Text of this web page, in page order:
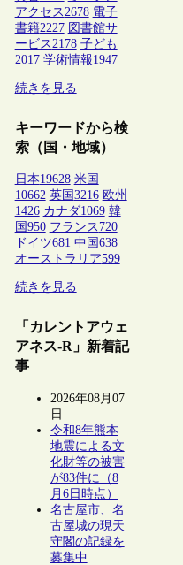
アクセス 2678 電子
書籍2227 図書館サ
ービス 2178 子ども
2017 学術情報1947
続きを見る
キーワードから検
索（国・地域）
日本19628 米国
10662 英国 3216 欧州
1426 カナダ1069 韓
国 950 フランス 720
ドイツ681 中国 638
オーストラリア599
続きを見る
「カレントアウェ
アネス-R」新着記
事
2026年08月07
日
令和8年熊本
地震による文
化財等の被害
が83件に（8
月6日時点）
名古屋市、名
古屋城の現天
守閣の記録を
募集中